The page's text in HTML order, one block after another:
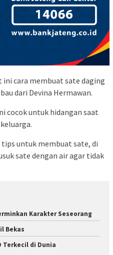
ini cara membuat sate daging
dari Devina Hermawan.
cocok untuk hidangan saat
untuk membuat sate, di
sate dengan air agar tidak
Karakter Seseorang
Bekas
Terkecil di Dunia